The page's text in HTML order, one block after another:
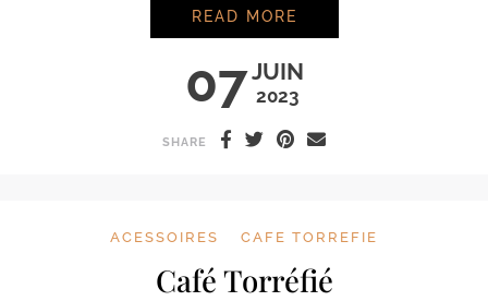
07JUIN
2023
READ MORE
SHARE
ACESSOIRES CAFE TORREFIE
Café Torréfié